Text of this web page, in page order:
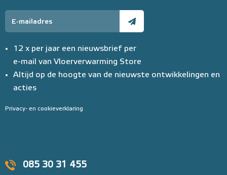
085 30 31 455
12 x per jaar een nieuwsbrief per
e-mail van Vloerverwarming Store
Altijd op de hoogte van de nieuwste ontwikkelingen en
acties
Privacy- en cookieverklaring